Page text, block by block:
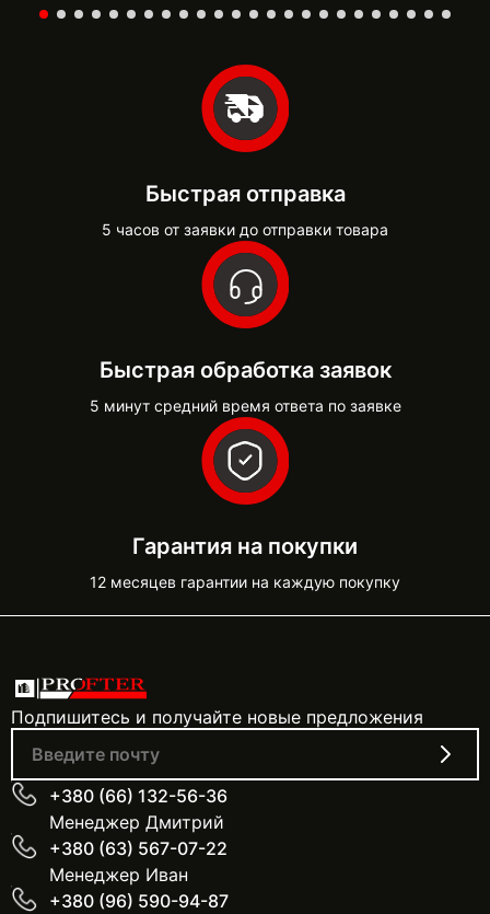
Быстрая отправка
5 часов от заявки до отправки товара
Быстрая обработка заявок
5 минут средний время ответа по заявке
Гарантия на покупки
12 месяцев гарантии на каждую покупку
Подпишитесь и получайте новые предложения
+380 (66) 132-56-36
Менеджер Дмитрий
+380 (63) 567-07-22
Менеджер Иван
+380 (96) 590-94-87